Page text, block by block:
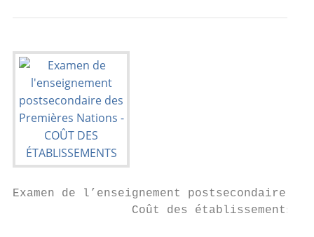
Examen de l’enseignement postsecondaire
                 Coût des établissements